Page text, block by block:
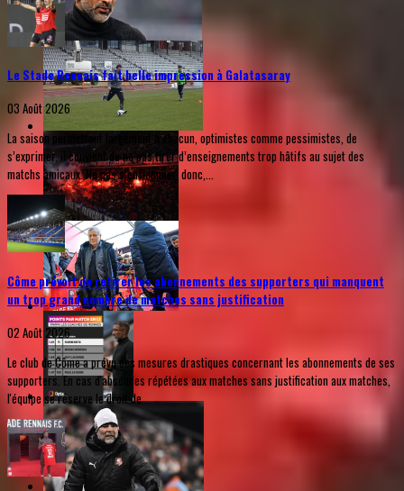
Le Stade Rennais fait belle impression à Galatasaray
03 Août 2026
La saison permettant largement à chacun, optimistes comme pessimistes, de
s’exprimer, il convient de ne pas tirer d’enseignements trop hâtifs au sujet des
matchs amicaux. Ne pas s’enflammer, donc,...
Côme prévoit de retirer les abonnements des supporters qui manquent
un trop grand nombre de matches sans justification
02 Août 2026
Le club de Côme a prévu des mesures drastiques concernant les abonnements de ses
supporters. En cas d'absences répétées aux matches sans justification aux matches,
l'équipe se réserve le droit de...